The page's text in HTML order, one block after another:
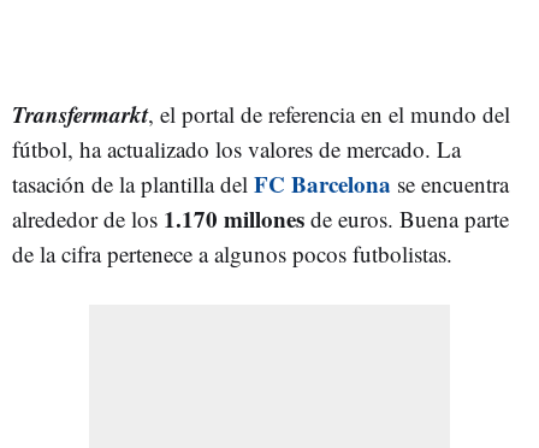
Transfermarkt, el portal de referencia en el mundo del
fútbol, ha actualizado los valores de mercado. La
tasación de la plantilla del FC Barcelona se encuentra
alrededor de los 1.170 millones de euros. Buena parte
de la cifra pertenece a algunos pocos futbolistas.